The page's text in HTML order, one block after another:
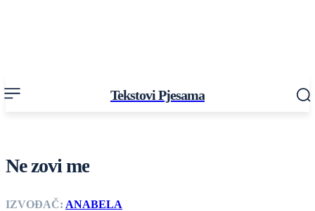
Tekstovi Pjesama
Ne zovi me
IZVOĐAČ: ANABELA